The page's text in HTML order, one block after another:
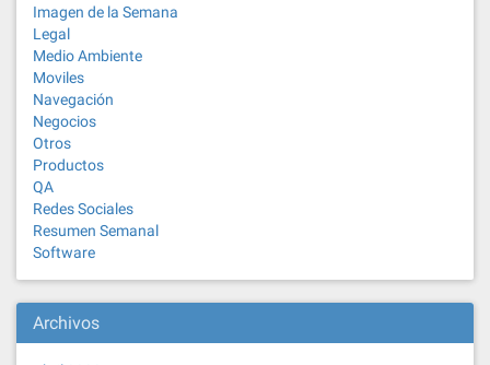
Imagen de la Semana
Legal
Medio Ambiente
Moviles
Navegación
Negocios
Otros
Productos
QA
Redes Sociales
Resumen Semanal
Software
Archivos